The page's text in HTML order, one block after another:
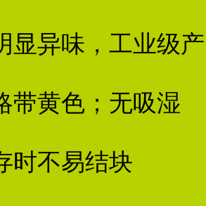
显异味，工业级产
带黄色；无吸湿
时不易结块